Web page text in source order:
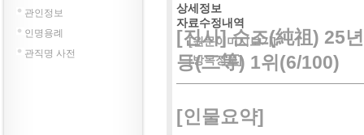
관인정보
인명용례
관직명 사전
상세정보
자료수정내역
[원문이미지보기]
[방목정보]
[진사] 순조(純祖) 25
등(二等) 1위(6/100)
[인물요약]